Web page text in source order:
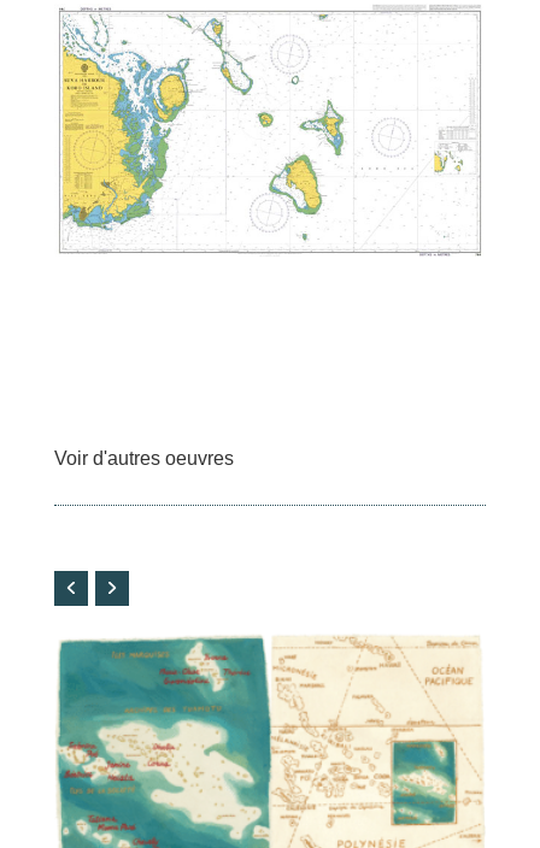
Voir d'autres oeuvres